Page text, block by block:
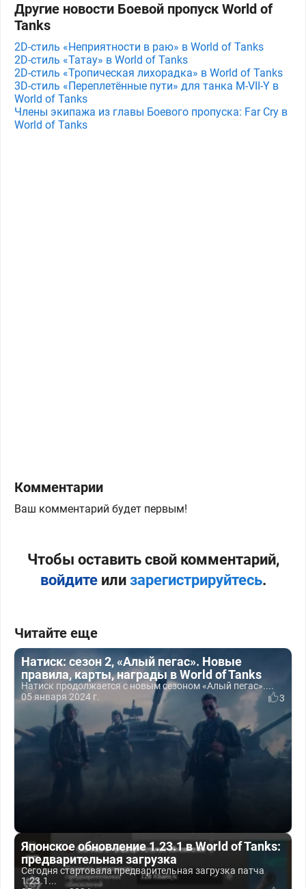
Другие новости Боевой пропуск World of
Tanks
2D-стиль «Неприятности в раю» в World of Tanks
2D-стиль «Татау» в World of Tanks
2D-стиль «Тропическая лихорадка» в World of Tanks
3D-стиль «Переплетённые пути» для танка M⁠-⁠VII⁠-⁠Y в
World of Tanks
Члены экипажа из главы Боевого пропуска: Far Cry в
World of Tanks
Комментарии
Ваш комментарий будет первым!
Чтобы оставить свой комментарий,
войдитеили зарегистрируйтесь.
Читайте еще
Натиск: сезон 2, «Алый пегас». Новые
правила, карты, награды в World of Tanks
Натиск продолжается с новым сезоном «Алый пегас»....
05 января 2024 г.
3
Японское обновление 1.23.1 в World of Tanks:
предварительная загрузка
Сегодня стартовала предварительная загрузка патча
1.23.1...